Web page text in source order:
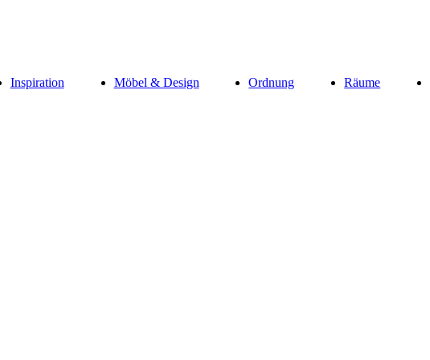
Inspiration Möbel & Design Ordnung Räume